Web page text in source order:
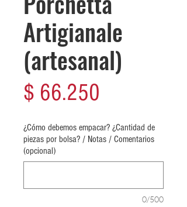
Artigianale
(artesanal)
$ 66.250
¿Cómo debemos empacar? ¿Cantidad de
piezas por bolsa? / Notas / Comentarios
(opcional)
0/500